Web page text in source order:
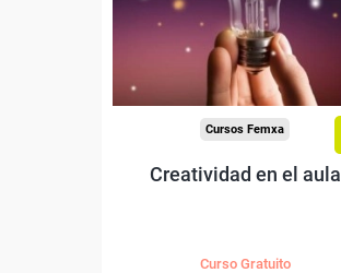
Sector
-Educación.
Cursos Femxa
Creatividad en el aula
Curso Gratuito